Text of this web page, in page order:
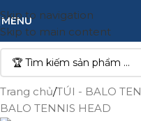
Skip to navigation
Skip to main content
MENU
Trang chủ/TÚI - BALO
BALO TENNIS HEAD